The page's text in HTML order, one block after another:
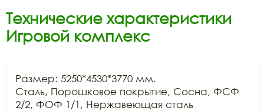
Технические характеристики
Игровой комплекс
Размер: 5250*4530*3770 мм.
Сталь, Порошковое покрытие, Сосна, ФСФ
2/2, ФОФ 1/1, Нержавеющая сталь